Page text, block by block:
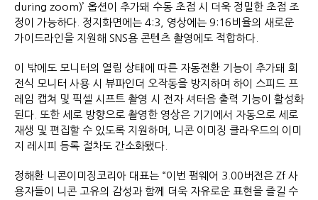
during zoom)’ 옵션이 추가돼 수동 초점 시 더욱 정밀한 초점 조
정이 가능하다. 정지화면에는 4:3, 영상에는 9:16비율의 새로운
가이드라인을 지원해 SNS용 콘텐츠 촬영에도 적합하다.
이 밖에도 모니터의 열림 상태에 따른 자동전환 기능이 추가돼 회
전식 모니터 사용 시 뷰파인더 오작동을 방지하며 하이 스피드 프
레임 캡쳐 및 픽셀 시프트 촬영 시 전자 셔터음 출력 기능이 활성화
된다. 또한 세로 방향으로 촬영한 영상은 기기에서 자동으로 세로
재생 및 편집할 수 있도록 지원하며, 니콘 이미징 클라우드의 이미
지 레시피 등록 절차도 간소화됐다.
정해환 니콘이미징코리아 대표는 “이번 펌웨어 3.00버전은 Zf 사
용자들이 니콘 고유의 감성과 함께 더욱 자유로운 표현을 즐길 수